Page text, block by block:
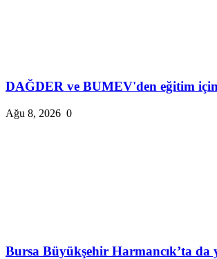
DAĞDER ve BUMEV'den eğitim
Ağu 8, 2026 0
Bursa Büyükşehir Harmancık’ta da